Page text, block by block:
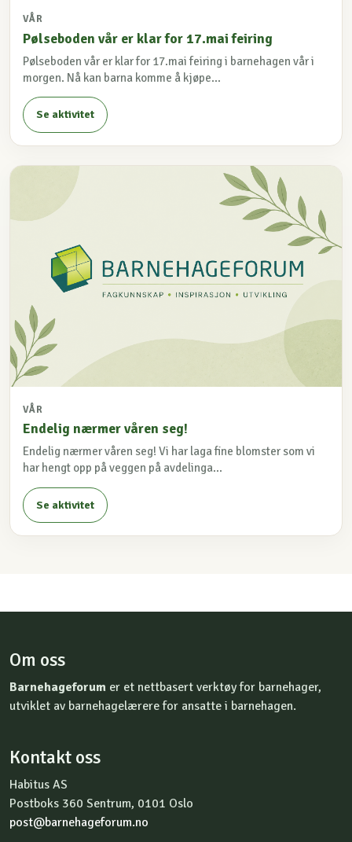
VÅR
Pølseboden vår er klar for 17.mai feiring
Pølseboden vår er klar for 17.mai feiring i barnehagen vår i
morgen. Nå kan barna komme å kjøpe...
Se aktivitet
VÅR
Endelig nærmer våren seg!
Endelig nærmer våren seg! Vi har laga fine blomster som vi
har hengt opp på veggen på avdelinga...
Se aktivitet
Om oss
Barnehageforum er et nettbasert verktøy for barnehager,
utviklet av barnehagelærere for ansatte i barnehagen.
Kontakt oss
Habitus AS
Postboks 360 Sentrum, 0101 Oslo
post@barnehageforum.no